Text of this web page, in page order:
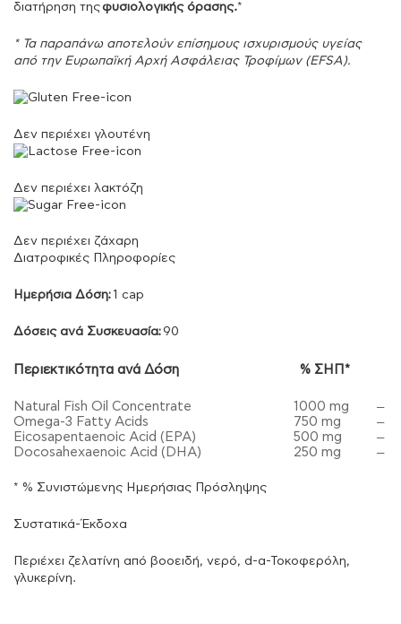
διατήρηση τηςφυσιολογικής όρασης.*
* Τα παραπάνω αποτελούν επίσημους ισχυρισμούς υγείας
από την Eυρωπαϊκή Αρχή Ασφάλειας Τροφίμων (EFSA).
Δεν περιέχει γλουτένη
Δεν περιέχει λακτόζη
Δεν περιέχει ζάχαρη
Διατροφικές Πληροφορίες
Ημερήσια Δόση: 1 cap
Δόσεις ανά Συσκευασία:90
Περιεκτικότητα ανά Δόση % ΣΗΠ*
Natural Fish Oil Concentrate 1000 mg
–
Omega-3 Fatty Acids
750 mg
–
Eicosapentaenoic Acid (EPA)
500 mg
–
Docosahexaenoic Acid (DHA)
250 mg –
* % Συνιστώμενης Ημερήσιας Πρόσληψης
Συστατικά-Έκδοχα
Περιέχει ζελατίνη από βοοειδή, νερό, d-α-Τοκοφερόλη,
γλυκερίνη.